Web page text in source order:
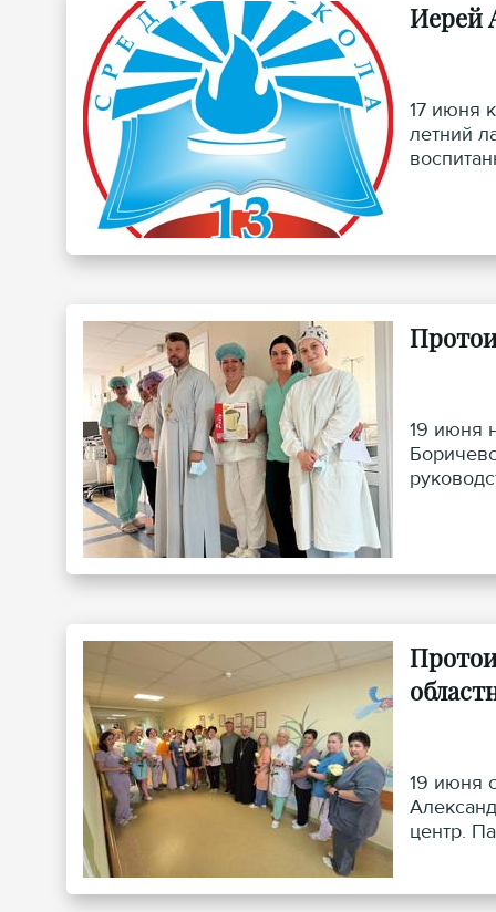
Иерей
17 июня
летний
19 июня
19 июня
центр.